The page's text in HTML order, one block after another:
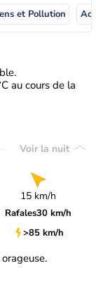
et Pollution
au cours de la
Voir la nuit
15 km/h
Rafales30 km/h
>85 km/h